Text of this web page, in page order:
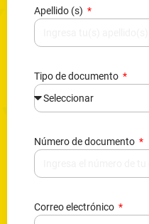
Apellido (s)
Tipo de documento
Número de documento
Correo electrónico